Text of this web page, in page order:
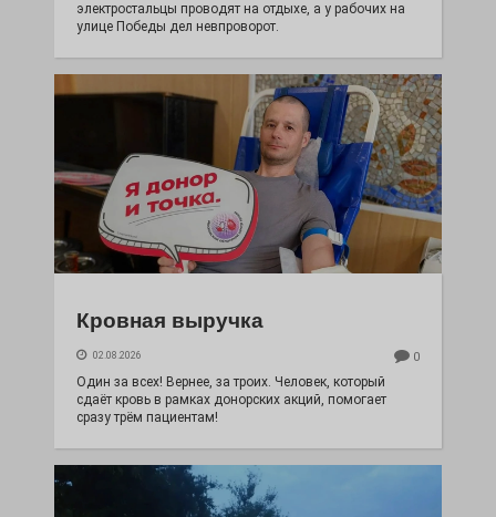
электростальцы проводят на отдыхе, а у рабочих на
улице Победы дел невпроворот.
Кровная выручка
02.08.2026 0
Один за всех! Вернее, за троих. Человек, который
сдаёт кровь в рамках донорских акций, помогает
сразу трём пациентам!